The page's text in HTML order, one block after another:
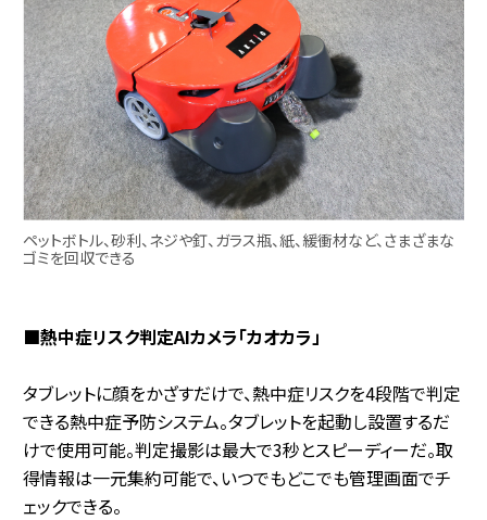
ペットボトル、砂利、ネジや釘、ガラス瓶、紙、緩衝材など、さまざまな
ゴミを回収できる
■熱中症リスク判定AIカメラ「カオカラ」
タブレットに顔をかざすだけで、熱中症リスクを4段階で判定
できる熱中症予防システム。タブレットを起動し設置するだ
けで使用可能。判定撮影は最大で3秒とスピーディーだ。取
得情報は一元集約可能で、いつでもどこでも管理画面でチ
ェックできる。